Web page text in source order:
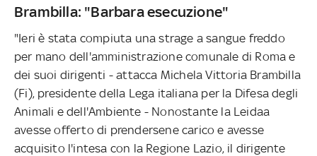
Brambilla: "Barbara esecuzione"
"Ieri è stata compiuta una strage a sangue freddo
per mano dell'amministrazione comunale di Roma e
dei suoi dirigenti - attacca Michela Vittoria Brambilla
(Fi), presidente della Lega italiana per la Difesa degli
Animali e dell'Ambiente - Nonostante la Leidaa
avesse offerto di prendersene carico e avesse
acquisito l'intesa con la Regione Lazio, il dirigente